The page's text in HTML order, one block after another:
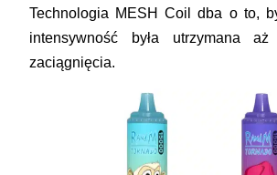
Technologia MESH Coil dba o to,
intensywność była utrzymana
zaciągnięcia.